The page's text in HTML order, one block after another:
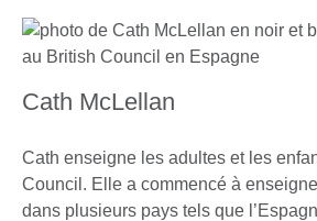
Cath McLellan
Cath enseigne les adultes et les
Council. Elle a commencé à
dans plusieurs pays tels que